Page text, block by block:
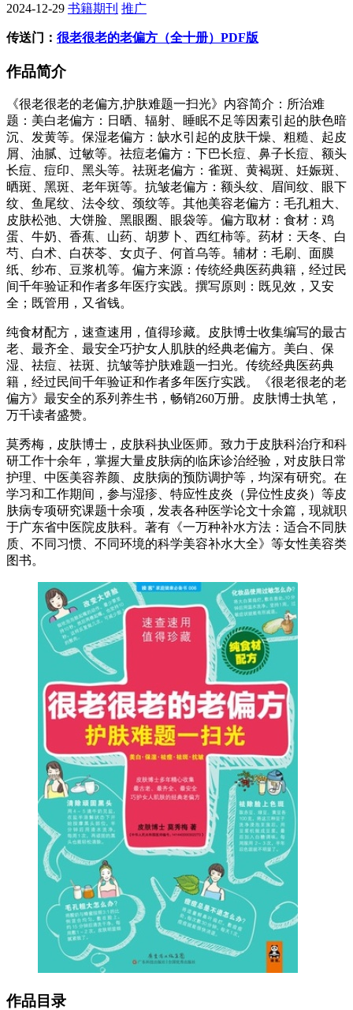
2024-12-29 书籍期刊 推广
传送门： 很老很老的老偏方（全十册）PDF版
作品简介
《很老很老的老偏方,护肤难题一扫光》内容简介：所治难
题：美白老偏方：日晒、辐射、睡眠不足等因素引起的肤色暗
沉、发黄等。保湿老偏方：缺水引起的皮肤干燥、粗糙、起皮
屑、油腻、过敏等。祛痘老偏方：下巴长痘、鼻子长痘、额头
长痘、痘印、黑头等。祛斑老偏方：雀斑、黄褐斑、妊娠斑、
晒斑、黑斑、老年斑等。抗皱老偏方：额头纹、眉间纹、眼下
纹、鱼尾纹、法令纹、颈纹等。其他美容老偏方：毛孔粗大、
皮肤松弛、大饼脸、黑眼圈、眼袋等。偏方取材：食材：鸡
蛋、牛奶、香蕉、山药、胡萝卜、西红柿等。药材：天冬、白
芍、白术、白茯苓、女贞子、何首乌等。辅材：毛刷、面膜
纸、纱布、豆浆机等。偏方来源：传统经典医药典籍，经过民
间千年验证和作者多年医疗实践。撰写原则：既见效，又安
全；既管用，又省钱。
纯食材配方，速查速用，值得珍藏。皮肤博士收集编写的最古
老、最齐全、最安全巧护女人肌肤的经典老偏方。美白、保
湿、祛痘、祛斑、抗皱等护肤难题一扫光。传统经典医药典
籍，经过民间千年验证和作者多年医疗实践。《很老很老的老
偏方》最安全的系列养生书，畅销260万册。皮肤博士执笔，
万千读者盛赞。
莫秀梅，皮肤博士，皮肤科执业医师。致力于皮肤科治疗和科
研工作十余年，掌握大量皮肤病的临床诊治经验，对皮肤日常
护理、中医美容养颜、皮肤病的预防调护等，均深有研究。在
学习和工作期间，参与湿疹、特应性皮炎（异位性皮炎）等皮
肤病专项研究课题十余项，发表各种医学论文十余篇，现就职
于广东省中医院皮肤科。著有《一万种补水方法：适合不同肤
质、不同习惯、不同环境的科学美容补水大全》等女性美容类
图书。
作品目录